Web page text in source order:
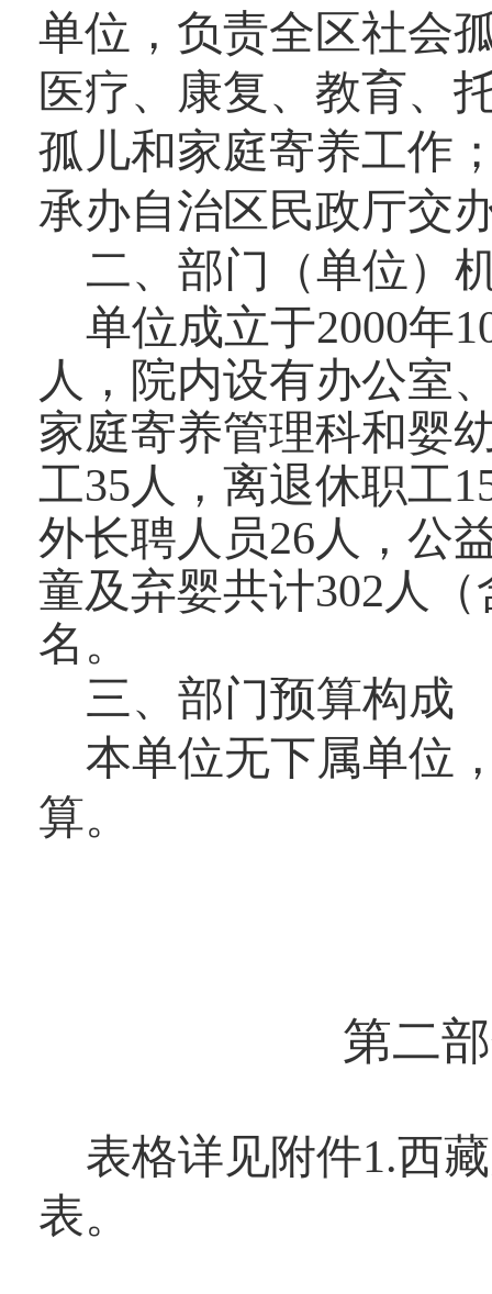
单位， 负责全区社会
医疗、康复、教育、
孤儿和家庭寄养工作
承办自治区民政厅交
二、部门（单位）
单位成立于2000年
人， 院内设有办公室
家庭寄养管理科和婴
工35人，离退休职工1
外长聘人员26人，公
童及弃婴共计302 人
名。
三、 部门预算构成
本单位无下属单位
算。
第二
表格详见附件1.西
表。